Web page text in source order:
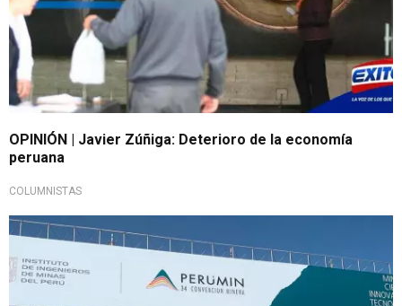
OPINIÓN | Javier Zúñiga: Deterioro de la economía
peruana
COLUMNISTAS